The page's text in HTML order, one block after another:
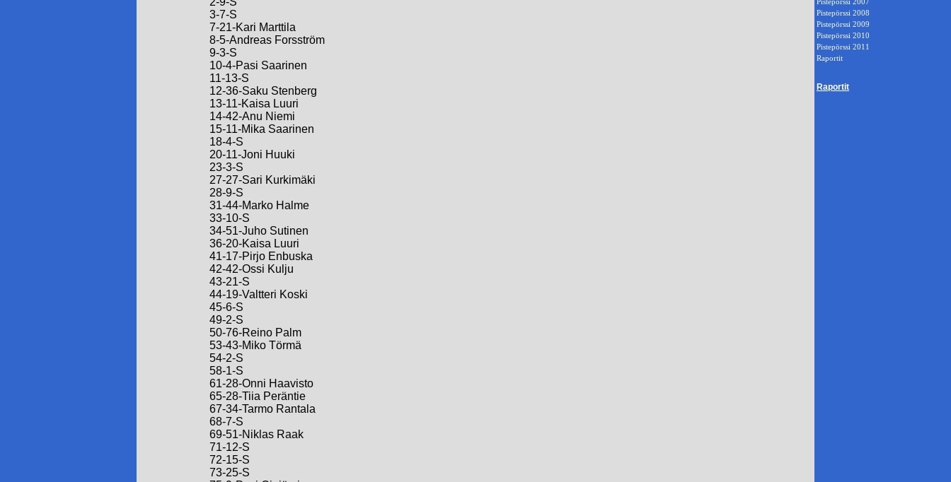
3-7-S
7-21-Kari Marttila
8-5-Andreas Forsström
9-3-S
10-4-Pasi Saarinen
11-13-S
12-36-Saku Stenberg
13-11-Kaisa Luuri
14-42-Anu Niemi
15-11-Mika Saarinen
18-4-S
20-11-Joni Huuki
23-3-S
27-27-Sari Kurkimäki
28-9-S
31-44-Marko Halme
33-10-S
34-51-Juho Sutinen
36-20-Kaisa Luuri
41-17-Pirjo Enbuska
42-42-Ossi Kulju
43-21-S
44-19-Valtteri Koski
45-6-S
49-2-S
50-76-Reino Palm
53-43-Miko Törmä
54-2-S
58-1-S
61-28-Onni Haavisto
65-28-Tiia Peräntie
67-34-Tarmo Rantala
68-7-S
69-51-Niklas Raak
71-12-S
72-15-S
73-25-S
Pistepörssi 2008
Pistepörssi 2009
Pistepörssi 2010
Pistepörssi 2011
Raportit
Raportit